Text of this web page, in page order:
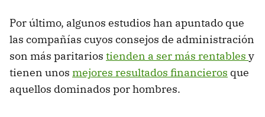
Por último, algunos estudios han apuntado que
las compañías cuyos consejos de administración
son más paritarios tienden a ser más rentables y
tienen unos mejores resultados financieros que
aquellos dominados por hombres.